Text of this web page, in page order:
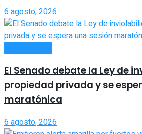
6 agosto, 2026
El Senado debate la Ley de
propiedad privada y se
maratónica
6 agosto, 2026